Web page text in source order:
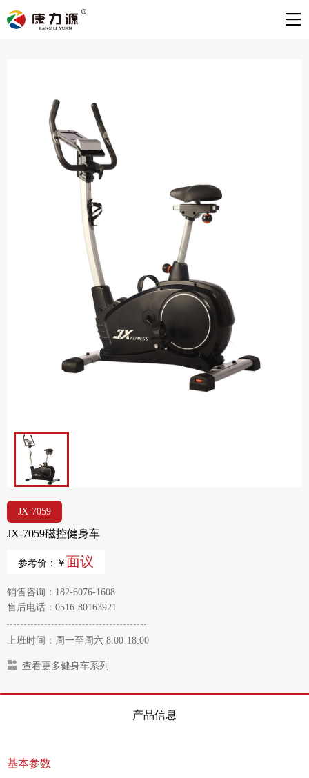
JX-7059
JX-7059磁控健身车
参考价：￥ 面议
销售咨询：182-6076-1608
售后电话：0516-80163921
上班时间：周一至周六 8:00-18:00
查看更多健身车系列
产品信息
基本参数